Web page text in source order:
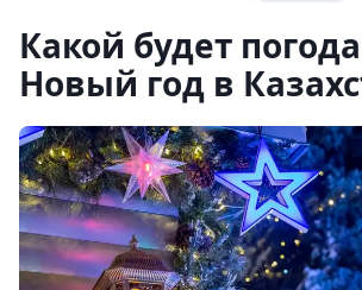
Какой будет
Новый год в